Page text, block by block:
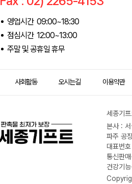
영업시간 09:00~18:30
점심시간 12:00~13:00
주말 및 공휴일 휴무
사회활동 오시는길 이용약관
세종기
본사 :
파주 공
대표번
통신판
건강기